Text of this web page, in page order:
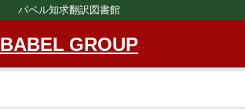
バベル知求翻訳図書館
BABEL GROUP